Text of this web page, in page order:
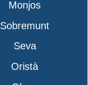
Monjos
Sobremunt
Seva
Oristà